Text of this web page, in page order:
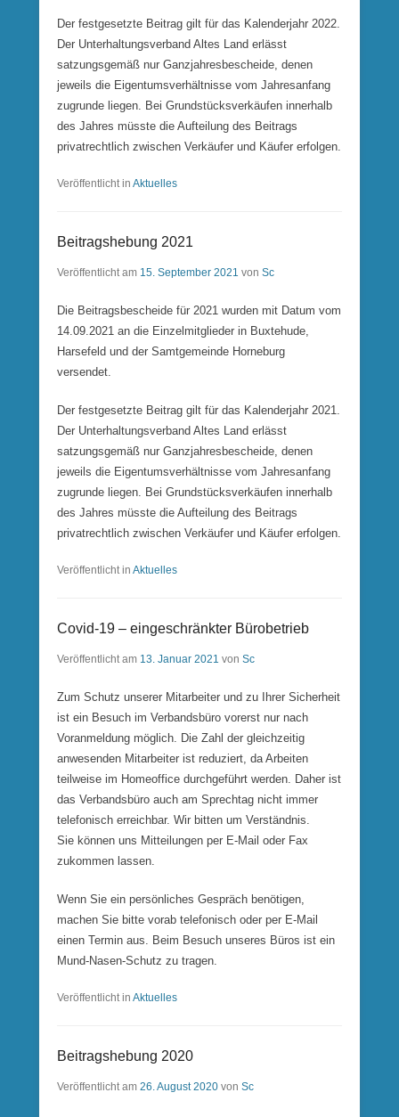
Der festgesetzte Beitrag gilt für das Kalenderjahr 2022.
Der Unterhaltungsverband Altes Land erlässt
satzungsgemäß nur Ganzjahresbescheide, denen
jeweils die Eigentumsverhältnisse vom Jahresanfang
zugrunde liegen. Bei Grundstücksverkäufen innerhalb
des Jahres müsste die Aufteilung des Beitrags
privatrechtlich zwischen Verkäufer und Käufer erfolgen.
Veröffentlicht in Aktuelles
Beitragshebung 2021
Veröffentlicht am 15. September 2021 von Sc
Die Beitragsbescheide für 2021 wurden mit Datum vom
14.09.2021 an die Einzelmitglieder in Buxtehude,
Harsefeld und der Samtgemeinde Horneburg
versendet.
Der festgesetzte Beitrag gilt für das Kalenderjahr 2021.
Der Unterhaltungsverband Altes Land erlässt
satzungsgemäß nur Ganzjahresbescheide, denen
jeweils die Eigentumsverhältnisse vom Jahresanfang
zugrunde liegen. Bei Grundstücksverkäufen innerhalb
des Jahres müsste die Aufteilung des Beitrags
privatrechtlich zwischen Verkäufer und Käufer erfolgen.
Veröffentlicht in Aktuelles
Covid-19 – eingeschränkter Bürobetrieb
Veröffentlicht am 13. Januar 2021 von Sc
Zum Schutz unserer Mitarbeiter und zu Ihrer Sicherheit
ist ein Besuch im Verbandsbüro vorerst nur nach
Voranmeldung möglich. Die Zahl der gleichzeitig
anwesenden Mitarbeiter ist reduziert, da Arbeiten
teilweise im Homeoffice durchgeführt werden. Daher ist
das Verbandsbüro auch am Sprechtag nicht immer
telefonisch erreichbar. Wir bitten um Verständnis.
Sie können uns Mitteilungen per E-Mail oder Fax
zukommen lassen.
Wenn Sie ein persönliches Gespräch benötigen,
machen Sie bitte vorab telefonisch oder per E-Mail
einen Termin aus. Beim Besuch unseres Büros ist ein
Mund-Nasen-Schutz zu tragen.
Veröffentlicht in Aktuelles
Beitragshebung 2020
Veröffentlicht am 26. August 2020 von Sc